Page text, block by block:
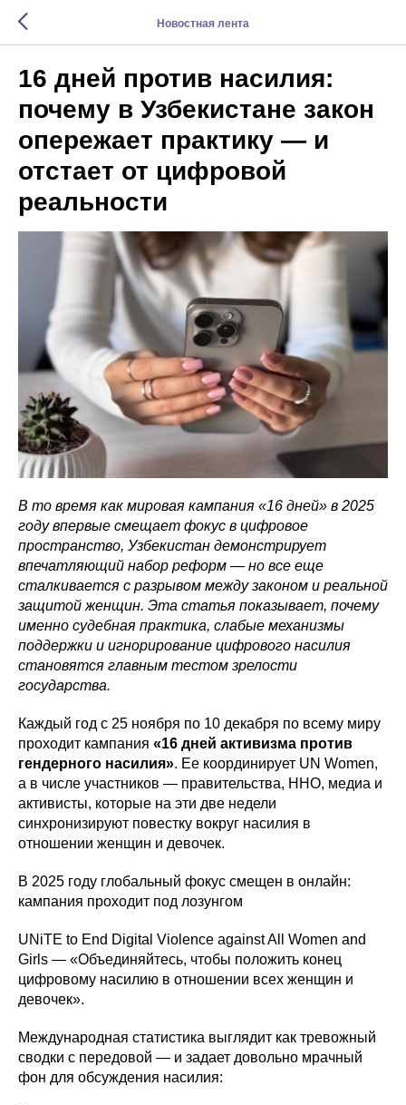
Новостная лента
16 дней против насилия:
почему в Узбекистане закон
опережает практику — и
отстает от цифровой
реальности
В то время как мировая кампания «16 дней» в 2025
году впервые смещает фокус в цифровое
пространство, Узбекистан демонстрирует
впечатляющий набор реформ — но все еще
сталкивается с разрывом между законом и реальной
защитой женщин. Эта статья показывает, почему
именно судебная практика, слабые механизмы
поддержки и игнорирование цифрового насилия
становятся главным тестом зрелости
государства.
Каждый год с 25 ноября по 10 декабря по всему миру
проходит кампания «16 дней активизма против
гендерного насилия». Ее координирует UN Women,
а в числе участников — правительства, ННО, медиа и
активисты, которые на эти две недели
синхронизируют повестку вокруг насилия в
отношении женщин и девочек.
В 2025 году глобальный фокус смещен в онлайн:
кампания проходит под лозунгом
UNiTE to End Digital Violence against All Women and
Girls — «Объединяйтесь, чтобы положить конец
цифровому насилию в отношении всех женщин и
девочек».
Международная статистика выглядит как тревожный
сводки с передовой — и задает довольно мрачный
фон для обсуждения насилия: